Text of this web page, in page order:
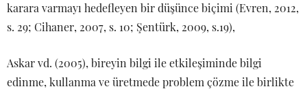
karara varmayı hedefleyen bir düşünce biçimi (Evren, 2012,
s. 29; Cihaner, 2007, s. 10; Şentürk, 2009, s.19),
Askar vd. (2005), bireyin bilgi ile etkileşiminde bilgi
edinme, kullanma ve üretmede problem çözme ile birlikte